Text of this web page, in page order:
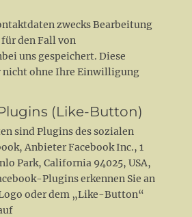
zwecks Bearbeitung
den Fall von
uns gespeichert. Diese
nicht ohne Ihre Einwilligung
(Like-Button)
sind Plugins des sozialen
Anbieter Facebook Inc., 1
Park, California 94025, USA,
Plugins erkennen Sie an
oder dem „Like-Button“